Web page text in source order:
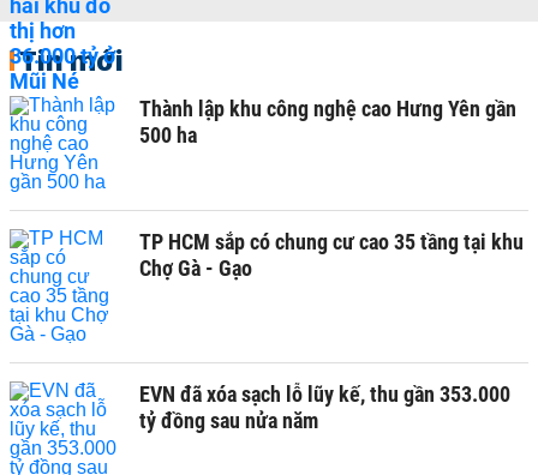
Tin mới
Thành lập khu công nghệ cao Hưng Yên gần
500 ha
TP HCM sắp có chung cư cao 35 tầng tại khu
Chợ Gà - Gạo
EVN đã xóa sạch lỗ lũy kế, thu gần 353.000
tỷ đồng sau nửa năm